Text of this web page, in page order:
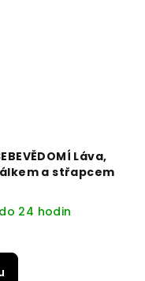
Láva,
a střapcem
24 hodin